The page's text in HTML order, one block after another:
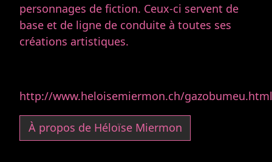
personnages de fiction. Ceux-ci servent de
base et de ligne de conduite à toutes ses
créations artistiques.
http://www.heloisemiermon.ch/
À propos de Héloïse Miermon